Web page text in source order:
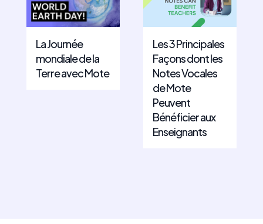
La Journée
mondiale de la
Terre avec Mote
Les 3 Principales
Façons dont les
Notes Vocales
de Mote
Peuvent
Bénéficier aux
Enseignants